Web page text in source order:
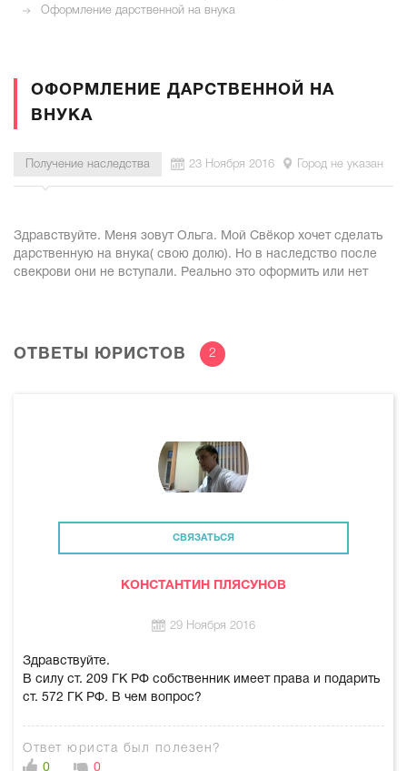
Оформление дарственной на внука
ОФОРМЛЕНИЕ ДАРСТВЕННОЙ НА
ВНУКА
Получение наследства 23 Ноября 2016 Город не указан
Здравствуйте. Меня зовут Ольга. Мой Свёкор хочет сделать
дарственную на внука( свою долю). Но в наследство после
свекрови они не вступали. Реально это оформить или нет
ОТВЕТЫ ЮРИСТОВ 2
СВЯЗАТЬСЯ
КОНСТАНТИН ПЛЯСУНОВ
29 Ноября 2016
Здравствуйте.
В силу ст. 209 ГК РФ собственник имеет права и подарить
ст. 572 ГК РФ. В чем вопрос?
Ответ юриста был полезен?
0
0